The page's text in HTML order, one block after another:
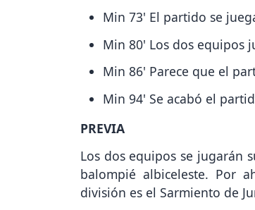
Min 73' El partido se
Min 80' Los dos equipos
Min 86' Parece que el
Min 94' Se acabó el
PREVIA
Los dos equipos se jugarán
balompié albiceleste. Por
división es el Sarmiento de